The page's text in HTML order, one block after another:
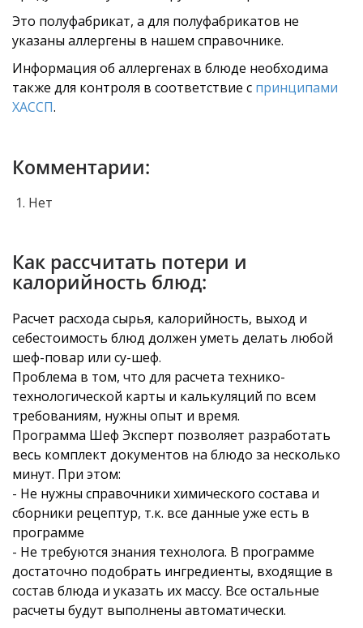
Это полуфабрикат, а для полуфабрикатов не
указаны аллергены в нашем справочнике.
Информация об аллергенах в блюде необходима
также для контроля в соответствие с принципами
ХАССП.
Комментарии:
Нет
Как рассчитать потери и
калорийность блюд:
Расчет расхода сырья, калорийность, выход и
себестоимость блюд должен уметь делать любой
шеф-повар или су-шеф.
Проблема в том, что для расчета технико-
технологической карты и калькуляций по всем
требованиям, нужны опыт и время.
Программа Шеф Эксперт позволяет разработать
весь комплект документов на блюдо за несколько
минут. При этом:
- Не нужны справочники химического состава и
сборники рецептур, т.к. все данные уже есть в
программе
- Не требуются знания технолога. В программе
достаточно подобрать ингредиенты, входящие в
состав блюда и указать их массу. Все остальные
расчеты будут выполнены автоматически.